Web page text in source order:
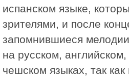
испанском языке,
зрителями, и после
запомнившиеся
на русском,
чешском языках, так